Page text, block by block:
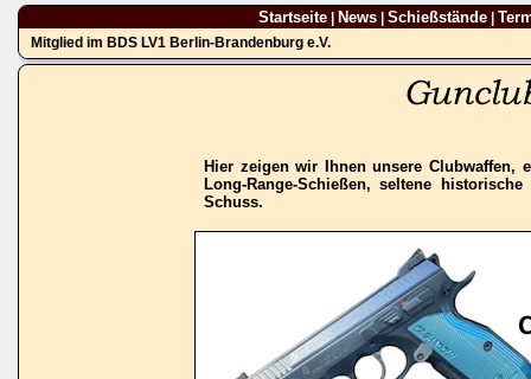
Startseite| News| Schießstände|
Mitglied im BDS LV1 Berlin-Brandenburg e.V.
Hier zeigen wir Ihnen unsere Clubwaffen,
Long-Range-Schießen, seltene
Schuss.